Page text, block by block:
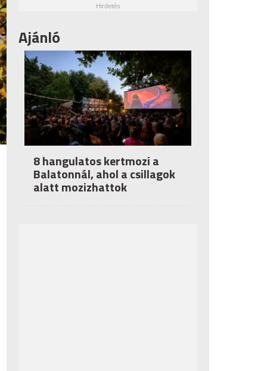
Ajánló
8 hangulatos kertmozi a
Balatonnál, ahol a csillagok
alatt mozizhattok